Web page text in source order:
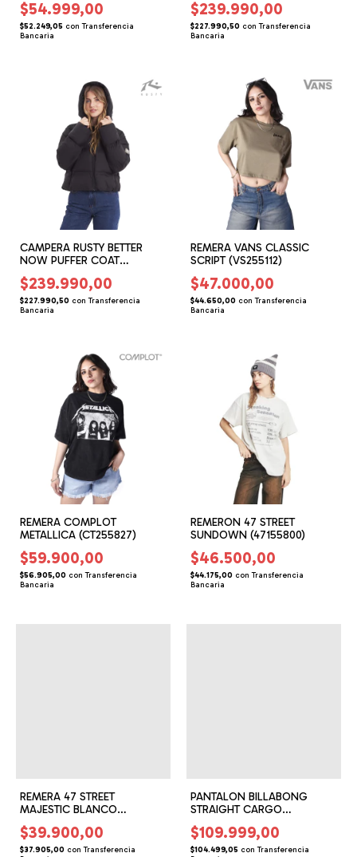
$54.999,00
$52.249,05 con Transferencia
Bancaria
$239.990,00
$227.990,50 con Transferencia
Bancaria
CAMPERA RUSTY BETTER
NOW PUFFER COAT
(RG169504)
$239.990,00
$227.990,50 con Transferencia
Bancaria
REMERA VANS CLASSIC
SCRIPT (VS255112)
$47.000,00
$44.650,00 con Transferencia
Bancaria
REMERA COMPLOT
METALLICA (CT255827)
$59.900,00
$56.905,00 con Transferencia
Bancaria
REMERON 47 STREET
SUNDOWN (47155800)
$46.500,00
$44.175,00 con Transferencia
Bancaria
REMERA 47 STREET
MAJESTIC BLANCO
(47245813)
$39.900,00
$37.905,00 con Transferencia
PANTALON BILLABONG
STRAIGHT CARGO
(BG152504)
$109.999,00
$104.499,05 con Transferencia